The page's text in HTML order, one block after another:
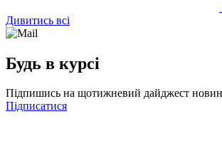
Дивитись всі
Будь в курсі
Підпишись на щотижневий дайджест
Підписатися